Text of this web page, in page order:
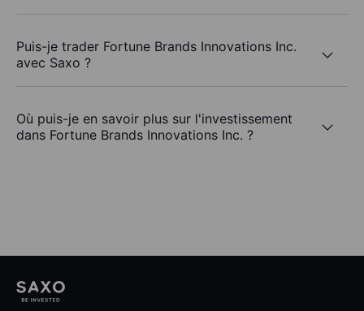
Puis-je trader Fortune Brands Innovations Inc.
avec Saxo ?
Où puis-je en savoir plus sur l'investissement
dans Fortune Brands Innovations Inc. ?